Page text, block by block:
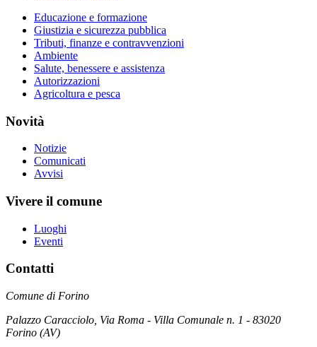
Educazione e formazione
Giustizia e sicurezza pubblica
Tributi, finanze e contravvenzioni
Ambiente
Salute, benessere e assistenza
Autorizzazioni
Agricoltura e pesca
Novità
Notizie
Comunicati
Avvisi
Vivere il comune
Luoghi
Eventi
Contatti
Comune di Forino
Palazzo Caracciolo, Via Roma - Villa Comunale n. 1 - 83020
Forino (AV)